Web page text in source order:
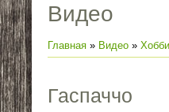
Видео
Главная » Видео »
Гаспаччо